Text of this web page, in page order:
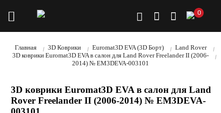
0
Главная 3D Коврики Euromat3D EVA (3D Борт)
Land Rover
3D коврики Euromat3D EVA в салон для Land Rover Freelander II (2006-
2014) № EM3DEVA-003101
3D коврики Euromat3D EVA в салон для Land
Rover Freelander II (2006-2014) № EM3DEVA-